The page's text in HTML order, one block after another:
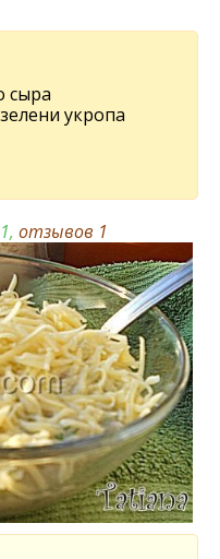
сыра
укропа
отзывов 1